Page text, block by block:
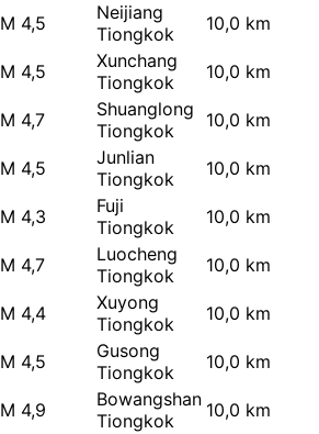
M 4,5
Neijiang
Tiongkok
10,0 km
M 4,5
Xunchang
Tiongkok
10,0 km
M 4,7
Shuanglong
Tiongkok
10,0 km
M 4,5
Junlian
Tiongkok
10,0 km
M 4,3
Fuji
Tiongkok
10,0 km
M 4,7
Luocheng
Tiongkok
10,0 km
M 4,4
Xuyong
Tiongkok
10,0 km
M 4,5
Gusong
Tiongkok
10,0 km
M 4,9
Bowangshan
Tiongkok
10,0 km